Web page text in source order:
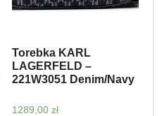
Torebka KARL
LAGERFELD –
221W3051 Denim/Navy
1289,00 zł